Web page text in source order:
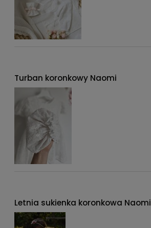
Turban koronkowy Naomi
Letnia sukienka koronkowa Naomi